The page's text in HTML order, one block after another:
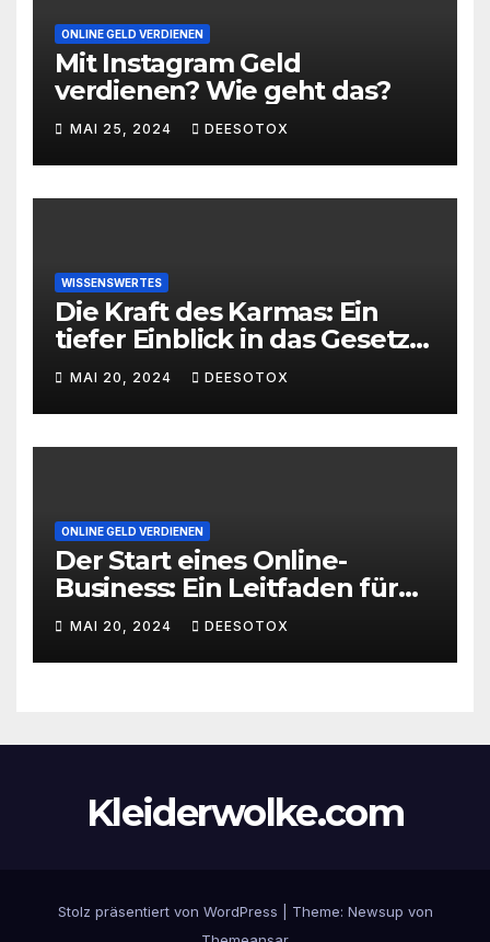
ONLINE GELD VERDIENEN
Mit Instagram Geld
verdienen? Wie geht das?
MAI 25, 2024 DEESOTOX
WISSENSWERTES
Die Kraft des Karmas: Ein
tiefer Einblick in das Gesetz
von Ursache und Wirkung
MAI 20, 2024 DEESOTOX
ONLINE GELD VERDIENEN
Der Start eines Online-
Business: Ein Leitfaden für
den erfolgreichen Einstieg
MAI 20, 2024 DEESOTOX
Kleiderwolke.com
Stolz präsentiert von WordPress Theme: Newsup von